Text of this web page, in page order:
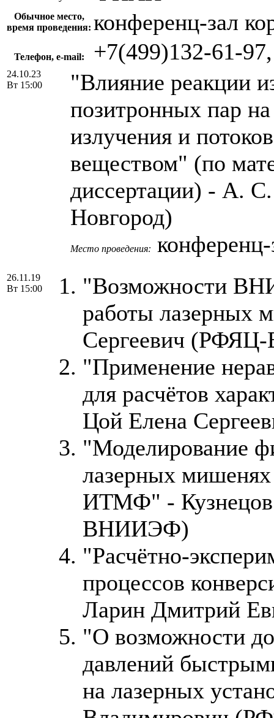
Обычное место,
время проведения: конференц-зал
Телефон, e-mail: +7(499)132-61-
24.10.23
Вт 15:00
"Влияние реакции
позитронных пар на
излучения и
веществом" (по
диссертации) - А.
Новгород)
Место проведения:
26.11.19
Вт 15:00
"Возможности
работы лазерных
Сергеевич
"Применение
для расчётов
Цой Елена
"Моделирование
лазерных
ИТМФ" - Кузнецов
ВНИИЭФ)
"Расчётно-
процессов
Ларин Дмитрий
"О возможности
давлений
на лазерных